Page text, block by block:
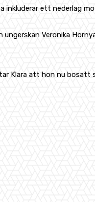
ett nederlag
ungerskan Veronika
Klara att hon nu